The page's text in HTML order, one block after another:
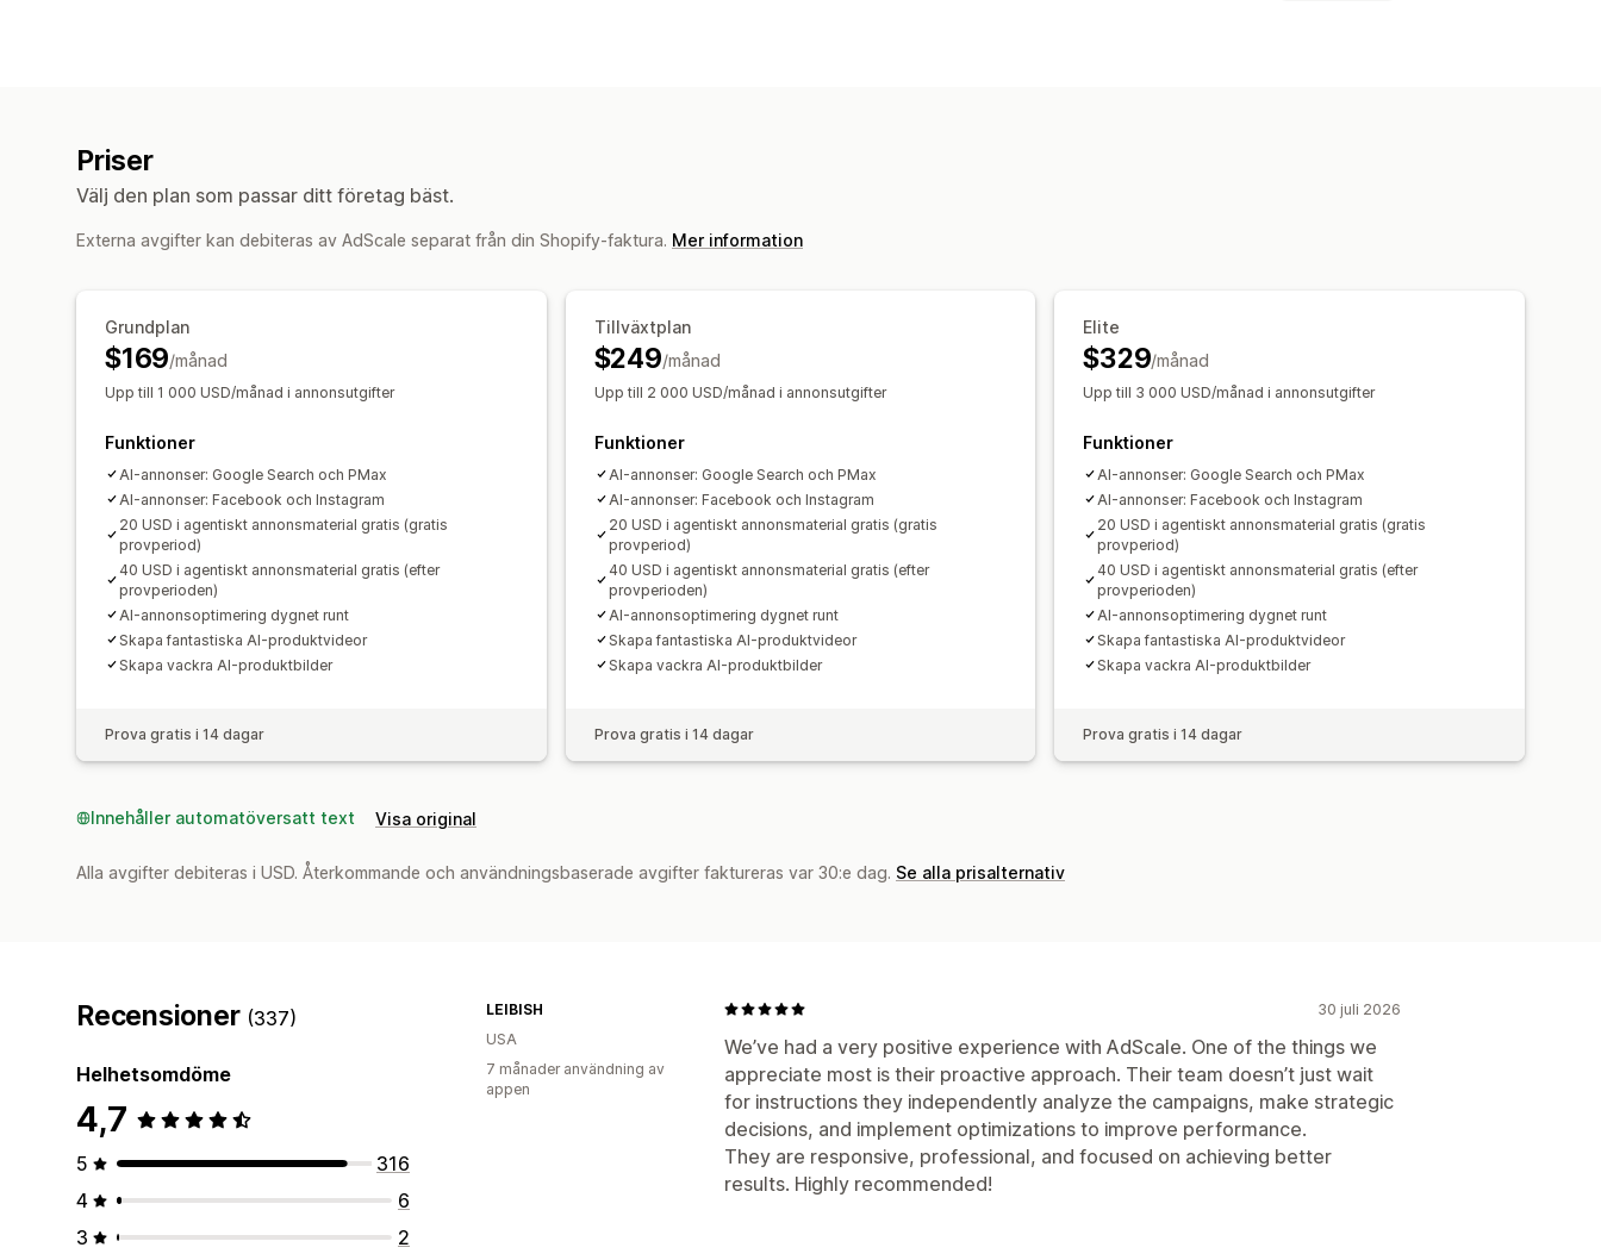
Annonskostnad
Kostnad per förvärv
Priser
Välj den plan som passar ditt företag bäst.
Externa avgifter kan debiteras av AdScale separat från din Shopify-faktura. Mer information
Grundplan
$169/månad
Upp till 1 000 USD/månad i annonsutgifter
Funktioner
AI-annonser: Google Search och PMax
AI-annonser: Facebook och Instagram
20 USD i agentiskt annonsmaterial gratis (gratis
provperiod)
40 USD i agentiskt annonsmaterial gratis (efter
provperioden)
AI-annonsoptimering dygnet runt
Skapa fantastiska AI-produktvideor
Skapa vackra AI-produktbilder
Prova gratis i 14 dagar
Tillväxtplan
$249/månad
Upp till 2 000 USD/månad i annonsutgifter
Funktioner
AI-annonser: Google Search och PMax
AI-annonser: Facebook och Instagram
20 USD i agentiskt annonsmaterial gratis (gratis
provperiod)
40 USD i agentiskt annonsmaterial gratis (efter
provperioden)
AI-annonsoptimering dygnet runt
Skapa fantastiska AI-produktvideor
Skapa vackra AI-produktbilder
Prova gratis i 14 dagar
Elite
$329/månad
Upp till 3 000 USD/månad i annonsutgifter
Funktioner
AI-annonser: Google Search och PMax
AI-annonser: Facebook och Instagram
20 USD i agentiskt annonsmaterial gratis (gratis
provperiod)
40 USD i agentiskt annonsmaterial gratis (efter
provperioden)
AI-annonsoptimering dygnet runt
Skapa fantastiska AI-produktvideor
Skapa vackra AI-produktbilder
Prova gratis i 14 dagar
Innehåller automatöversatt text Visa original
Alla avgifter debiteras i USD. Återkommande och användningsbaserade avgifter faktureras var 30:e dag. Se alla prisalternativ
Recensioner (337)
Helhetsomdöme
4,7
5
316
4
6
3
2
30 juli 2026
We’ve had a very positive experience with AdScale. One of the things we
appreciate most is their proactive approach. Their team doesn’t just wait
for instructions they independently analyze the campaigns, make strategic
decisions, and implement optimizations to improve performance.
They are responsive, professional, and focused on achieving better
results. Highly recommended!
LEIBISH
USA
7 månader användning av
appen